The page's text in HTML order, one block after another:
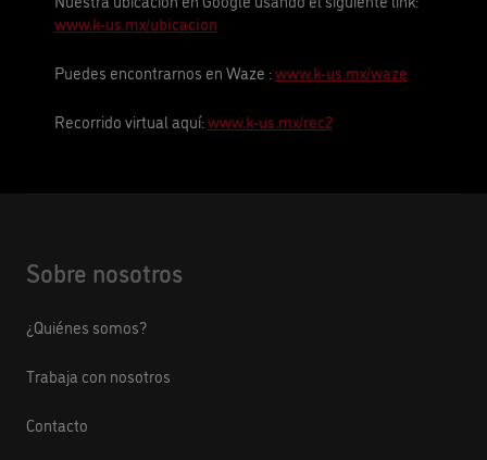
www.k-us.mx/ubicacion
Puedes encontrarnos en Waze :www.k-us.mx/waze
Recorrido virtual aquí:www.k-us.mx/rec2
Sobre nosotros
¿Quiénes somos?
Trabaja con nosotros
Contacto